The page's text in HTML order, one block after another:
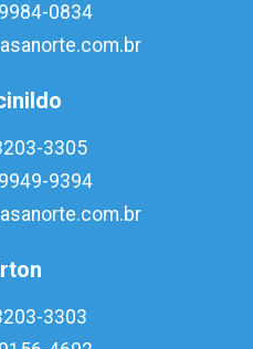
0834
3305
9394
3303